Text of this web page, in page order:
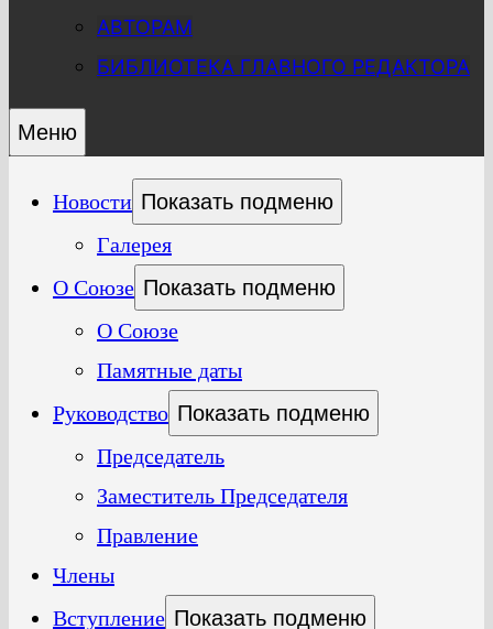
АВТОРАМ
БИБЛИОТЕКА ГЛАВНОГО РЕДАКТОРА
Меню
Новости Показать подменю
Галерея
О Союзе Показать подменю
О Союзе
Памятные даты
Руководство Показать подменю
Председатель
Заместитель Председателя
Правление
Члены
Вступление Показать подменю